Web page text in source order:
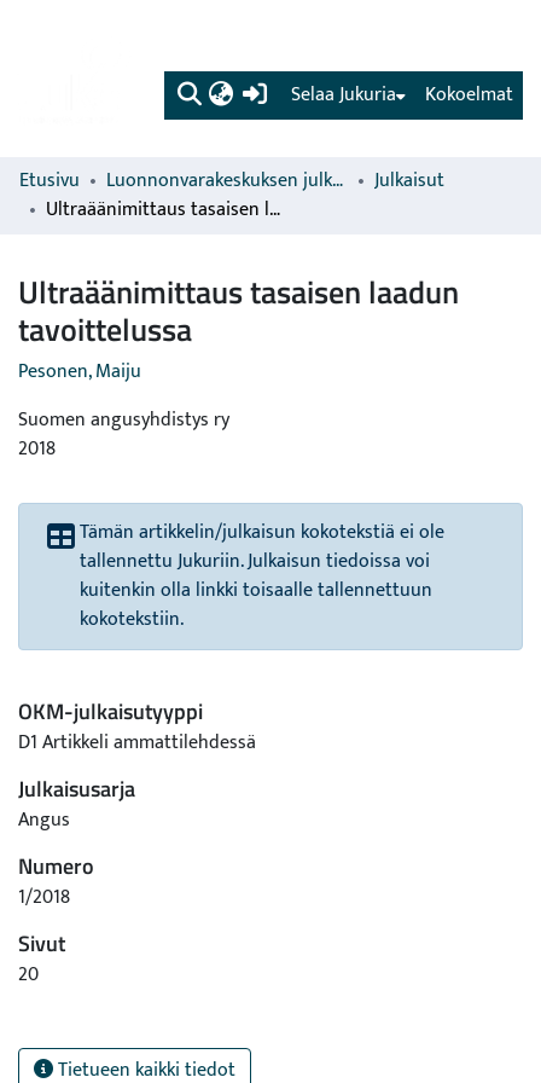
(current) Kokoelmat
Selaa Jukuria
Etusivu Luonnonvarakeskuksen julkaisut
Julkaisut
Ultraäänimittaus tasaisen laadun tavoittelussa
Ultraäänimittaus tasaisen laadun
tavoittelussa
Pesonen, Maiju
Suomen angusyhdistys ry
2018
Tämän artikkelin/julkaisun kokotekstiä ei ole
tallennettu Jukuriin. Julkaisun tiedoissa voi
kuitenkin olla linkki toisaalle tallennettuun
kokotekstiin.
OKM-julkaisutyyppi
D1 Artikkeli ammattilehdessä
Julkaisusarja
Angus
Numero
1/2018
Sivut
20
Tietueen kaikki tiedot